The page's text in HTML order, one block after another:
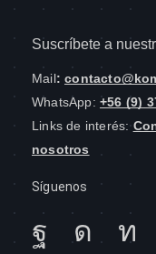
Suscríbete a
Mail:
WhatsApp: +56 (9)
Links de interés:
nosotros
Síguenos